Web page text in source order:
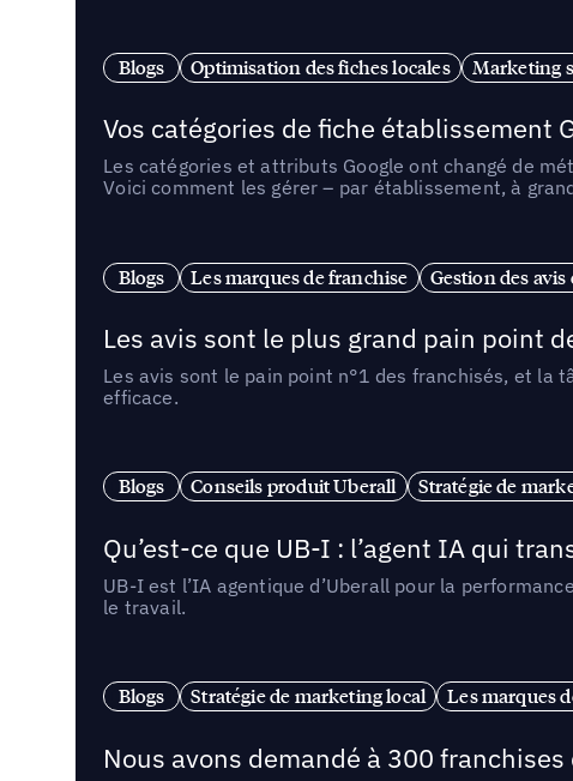
Blogs Optimisation des fiches locales Marketing
Vos catégories de fiche établissement
Les catégories et attributs Google ont changé de
Voici comment les gérer – par établissement, à
Blogs Les marques de franchise Gestion des avis
Les avis sont le plus grand pain point
Les avis sont le pain point n°1 des franchisés, et la
efficace.
Blogs Conseils produit Uberall Stratégie de
Qu’est-ce que UB-I : l’agent IA qui
UB-I est l’IA agentique d’Uberall pour la
le travail.
Blogs Stratégie de marketing local Les marques
Nous avons demandé à 300